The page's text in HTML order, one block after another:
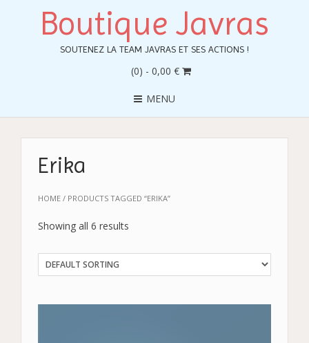
Boutique Javras
SOUTENEZ LA TEAM JAVRAS ET SES ACTIONS !
(0) - 0,00 €
MENU
HOME / PRODUCTS TAGGED “ERIKA”
Erika
Showing all 6 results